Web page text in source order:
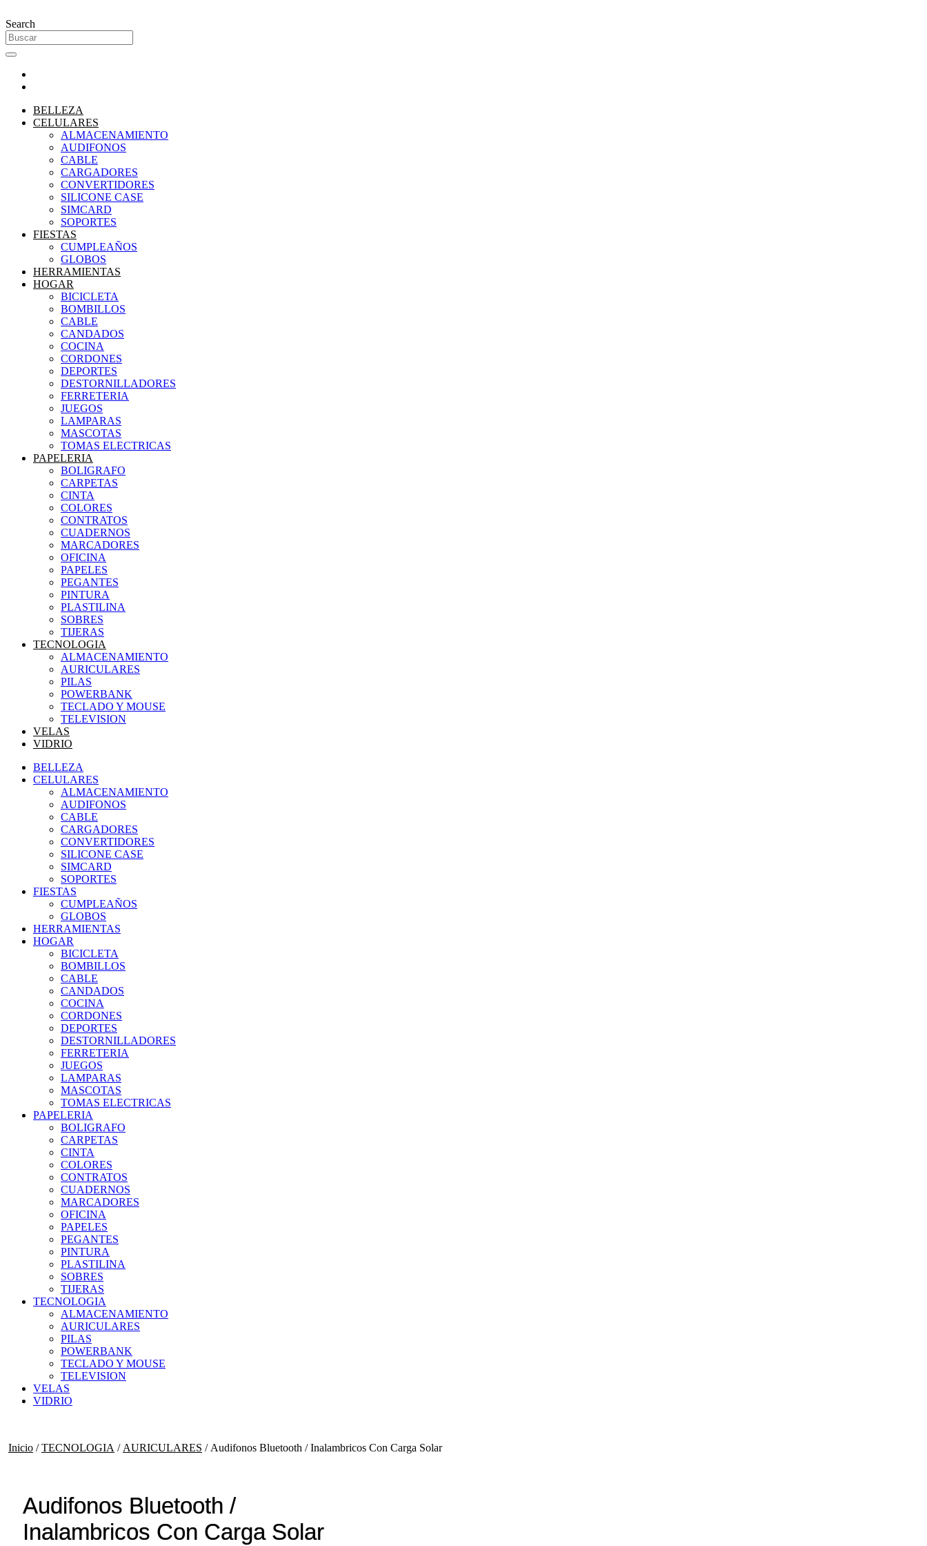
al
contenido
Search
BELLEZA
CELULARES
ALMACENAMIENTO
AUDIFONOS
CABLE
CARGADORES
CONVERTIDORES
SILICONE CASE
SIMCARD
SOPORTES
FIESTAS
CUMPLEAÑOS
GLOBOS
HERRAMIENTAS
HOGAR
BICICLETA
BOMBILLOS
CABLE
CANDADOS
COCINA
CORDONES
DEPORTES
DESTORNILLADORES
FERRETERIA
JUEGOS
LAMPARAS
MASCOTAS
TOMAS ELECTRICAS
PAPELERIA
BOLIGRAFO
CARPETAS
CINTA
COLORES
CONTRATOS
CUADERNOS
MARCADORES
OFICINA
PAPELES
PEGANTES
PINTURA
PLASTILINA
SOBRES
TIJERAS
TECNOLOGIA
ALMACENAMIENTO
AURICULARES
PILAS
POWERBANK
TECLADO Y MOUSE
TELEVISION
VELAS
VIDRIO
BELLEZA
CELULARES
ALMACENAMIENTO
AUDIFONOS
CABLE
CARGADORES
CONVERTIDORES
SILICONE CASE
SIMCARD
SOPORTES
FIESTAS
CUMPLEAÑOS
GLOBOS
HERRAMIENTAS
HOGAR
BICICLETA
BOMBILLOS
CABLE
CANDADOS
COCINA
CORDONES
DEPORTES
DESTORNILLADORES
FERRETERIA
JUEGOS
LAMPARAS
MASCOTAS
TOMAS ELECTRICAS
PAPELERIA
BOLIGRAFO
CARPETAS
CINTA
COLORES
CONTRATOS
CUADERNOS
MARCADORES
OFICINA
PAPELES
PEGANTES
PINTURA
PLASTILINA
SOBRES
TIJERAS
TECNOLOGIA
ALMACENAMIENTO
AURICULARES
PILAS
POWERBANK
TECLADO Y MOUSE
TELEVISION
VELAS
VIDRIO
Inicio /TECNOLOGIA / AURICULARES / Audifonos Bluetooth / Inalambricos Con Carga Solar
Audifonos Bluetooth /
Inalambricos Con Carga Solar